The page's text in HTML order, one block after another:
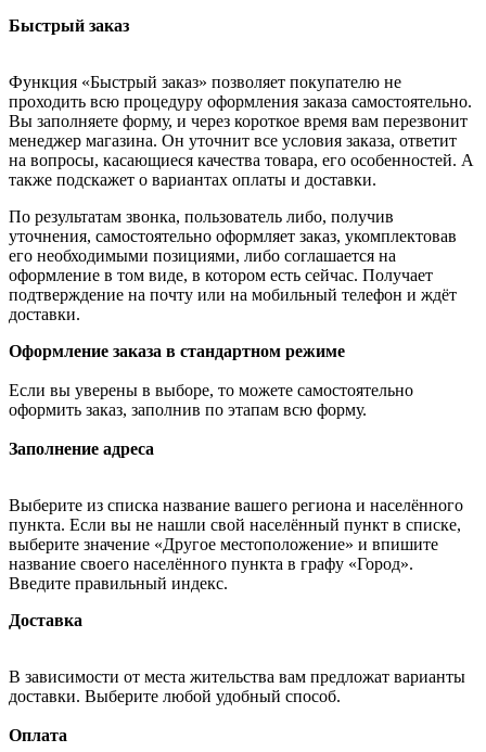
Быстрый заказ
Функция «Быстрый заказ» позволяет покупателю не
проходить всю процедуру оформления заказа самостоятельно.
Вы заполняете форму, и через короткое время вам перезвонит
менеджер магазина. Он уточнит все условия заказа, ответит
на вопросы, касающиеся качества товара, его особенностей. А
также подскажет о вариантах оплаты и доставки.
По результатам звонка, пользователь либо, получив
уточнения, самостоятельно оформляет заказ, укомплектовав
его необходимыми позициями, либо соглашается на
оформление в том виде, в котором есть сейчас. Получает
подтверждение на почту или на мобильный телефон и ждёт
доставки.
Оформление заказа в стандартном режиме
Если вы уверены в выборе, то можете самостоятельно
оформить заказ, заполнив по этапам всю форму.
Заполнение адреса
Выберите из списка название вашего региона и населённого
пункта. Если вы не нашли свой населённый пункт в списке,
выберите значение «Другое местоположение» и впишите
название своего населённого пункта в графу «Город».
Введите правильный индекс.
Доставка
В зависимости от места жительства вам предложат варианты
доставки. Выберите любой удобный способ.
Оплата